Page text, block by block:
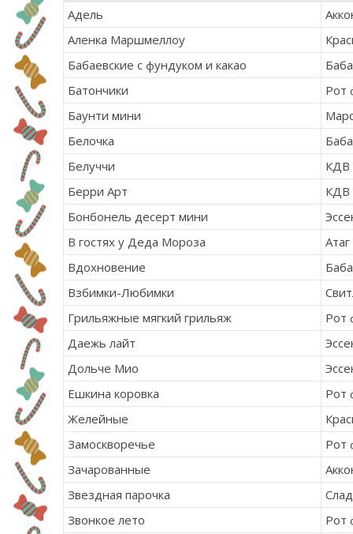
Адель
Аленка Маршмеллоу
Бабаевские с фундуком и какао
Батончики
Рот
Баунти мини
Белочка
Белуччи
КДВ
Берри Арт
КДВ
Бонбонель десерт мини
В гостях у Деда Мороза
Атаг
Вдохновение
Взбимки-Любимки
Грильяжные мягкий грильяж
Рот
Даежь лайт
Дольче Мио
Ешкина коровка
Рот
Желейные
Замоскворечье
Рот
Зачарованные
Звездная парочка
Звонкое лето
Рот